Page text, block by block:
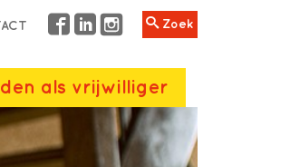
Zoek
als vrijwilliger